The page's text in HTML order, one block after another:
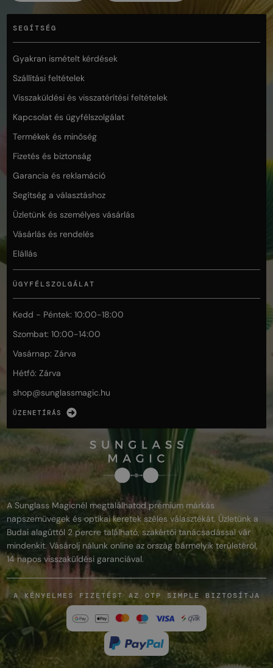
SEGÍTSÉG
Gyakran ismételt kérdések
Szállítási feltételek
Visszaküldési és visszatérítési feltételek
Kapcsolat és ügyfélszolgálat
Termékek és minőség
Fizetés és biztonság
Garancia és reklamáció
Segítség a választáshoz
Üzletünk és személyes vásárlás
Vásárlás és rendelés
Elállás
ÜGYFÉLSZOLGÁLAT
Kedd - Péntek: 10:00-18:00
Szombat: 10:00-14:00
Vasárnap: Zárva
Hétfő: Zárva
shop@sunglassmagic.hu
ÜZENETÍRÁS
A Sunglass Magicnél megtalálhatod prémium márkás
napszemüvegek és optikai keretek széles választékát. Üzletünk a
Budai alagúttól 2 percre található, szakértői tanácsadással vár
mindenkit. Vásárolj nálunk online az ország bármelyik területéről,
14 napos visszaküldési garanciával.
A KÉNYELMES FIZETÉST AZ OTP SIMPLE BIZTOSÍTJA